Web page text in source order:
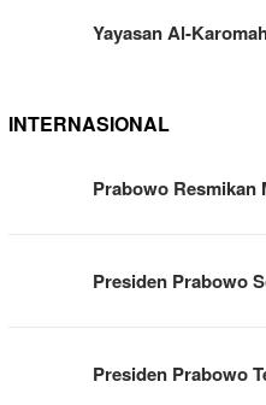
Yayasan Al-
INTERNASIONAL
Prabowo
Presiden Prabowo
Presiden Prabowo